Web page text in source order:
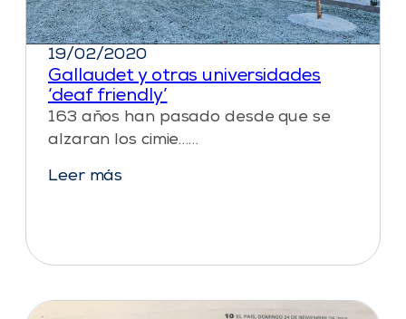
19/02/2020
Gallaudet y otras universidades
‘deaf friendly’
163 años han pasado desde que se
alzaran los cimie……
Leer más